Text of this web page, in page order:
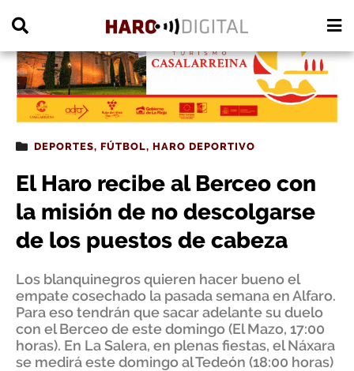
DEPORTES, FÚTBOL, HARO DEPORTIVO
El Haro recibe al Berceo con
la misión de no descolgarse
de los puestos de cabeza
Los blanquinegros quieren hacer bueno el
empate cosechado la pasada semana en Alfaro.
Para eso tendrán que sacar adelante su duelo
con el Berceo de este domingo (El Mazo, 17:00
horas). En La Salera, en plenas fiestas, el Náxara
se medirá este domingo al Tedeón (18:00 horas)